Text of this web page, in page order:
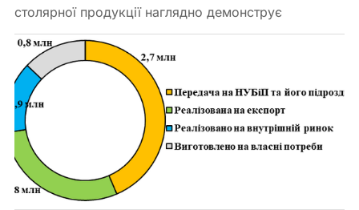
столярної продукції наглядно демонструє